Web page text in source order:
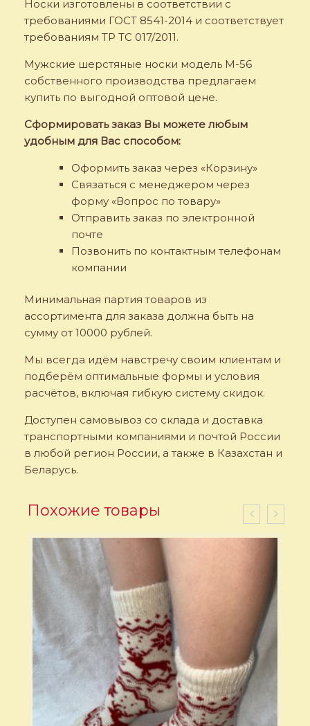
Носки изготовлены в соответствии с
требованиями ГОСТ 8541-2014 и соответствует
требованиям ТР ТС 017/2011.
Мужские шерстяные носки модель M-56
собственного производства предлагаем
купить по выгодной оптовой цене.
Сформировать заказ Вы можете любым
удобным для Вас способом:
Оформить заказ через «Корзину»
Связаться с менеджером через
форму «Вопрос по товару»
Отправить заказ по электронной
почте
Позвонить по контактным телефонам
компании
Минимальная партия товаров из
ассортимента для заказа должна быть на
сумму от 10000 рублей.
Мы всегда идём навстречу своим клиентам и
подберём оптимальные формы и условия
расчётов, включая гибкую систему скидок.
Доступен самовывоз со склада и доставка
транспортными компаниями и почтой России
в любой регион России, а также в Казахстан и
Беларусь.
Похожие товары